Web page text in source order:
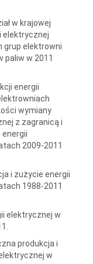
w krajowej
elektrycznej
grup elektrowni
paliw w 2011
energii
wymiany
z zagranicą i
energii
2009-2011
i zużycie energii
1988-2011
elektrycznej w
produkcja i
w